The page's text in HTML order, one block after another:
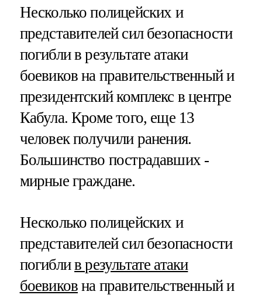
Несколько полицейских и
представителей сил безопасности
погибли в результате атаки
боевиков на правительственный и
президентский комплекс в центре
Кабула. Кроме того, еще 13
человек получили ранения.
Большинство пострадавших -
мирные граждане.
Несколько полицейских и
представителей сил безопасности
погиблив результате атаки
боевиков на правительственный и